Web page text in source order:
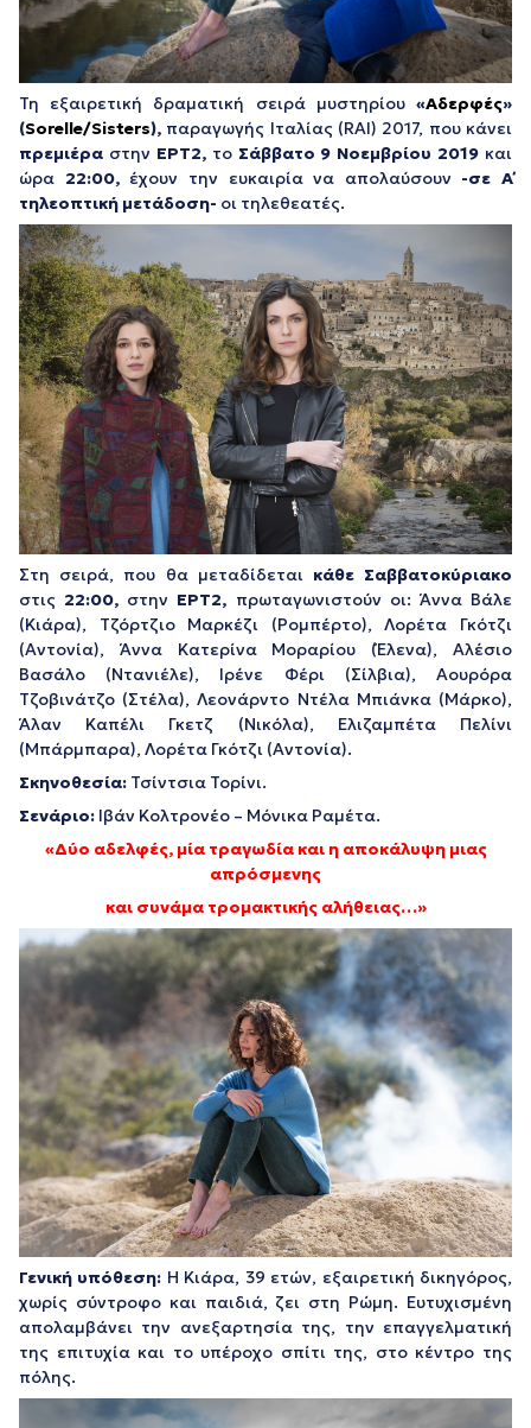
Τη εξαιρετική δραματική σειρά μυστηρίου«Αδερφές»
(Sorelle/Sisters), παραγωγής Ιταλίας (RAI) 2017, που κάνει
πρεμιέρα στην ΕΡΤ2,το Σάββατο 9 Νοεμβρίου 2019 και
ώρα 22:00, έχουν την ευκαιρία να απολαύσουν -σε Α΄
τηλεοπτική μετάδοση- οι τηλεθεατές.
Στη σειρά, που θα μεταδίδεταικάθε Σαββατοκύριακο
στις 22:00, στην ΕΡΤ2, πρωταγωνιστούν οι: Άννα Βάλε
(Κιάρα), Τζόρτζιο Μαρκέζι (Ρομπέρτο), Λορέτα Γκότζι
(Αντονία), Άννα Κατερίνα Μοραρίου (Έλενα), Αλέσιο
Βασάλο (Ντανιέλε), Ιρένε Φέρι (Σίλβια), Αουρόρα
Τζοβινάτζο (Στέλα), Λεονάρντο Ντέλα Μπιάνκα (Μάρκο),
Άλαν Καπέλι Γκετζ (Νικόλα), Ελιζαμπέτα Πελίνι
(Μπάρμπαρα), Λορέτα Γκότζι (Αντονία).
Σκηνοθεσία: Τσίντσια Τορίνι.
Σενάριο: Ιβάν Κολτρονέο – Μόνικα Ραμέτα.
«Δύο αδελφές, μία τραγωδία και η αποκάλυψη μιας
απρόσμενης
και συνάμα τρομακτικής αλήθειας…»
Γενική υπόθεση: Η Κιάρα, 39 ετών, εξαιρετική δικηγόρος,
χωρίς σύντροφο και παιδιά, ζει στη Ρώμη. Ευτυχισμένη
απολαμβάνει την ανεξαρτησία της, την επαγγελματική
της επιτυχία και το υπέροχο σπίτι της, στο κέντρο της
πόλης.